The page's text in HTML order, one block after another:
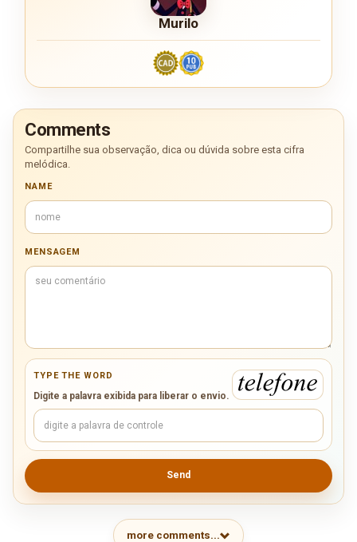
Murilo
Comments
Compartilhe sua observação, dica ou dúvida sobre esta cifra
melódica.
NAME
MENSAGEM
TYPE THE WORD
Digite a palavra exibida para liberar o envio.
Send
more comments...